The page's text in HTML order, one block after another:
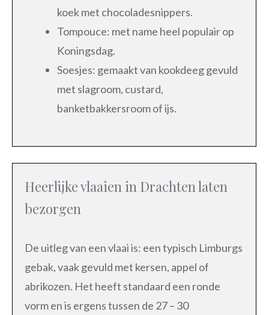
koek met chocoladesnippers.
Tompouce: met name heel populair op
Koningsdag.
Soesjes: gemaakt van kookdeeg gevuld
met slagroom, custard,
banketbakkersroom of ijs.
Heerlijke vlaaien in Drachten laten
bezorgen
De uitleg van een vlaai is: een typisch Limburgs
gebak, vaak gevuld met kersen, appel of
abrikozen. Het heeft standaard een ronde
vorm en is ergens tussen de 27 – 30